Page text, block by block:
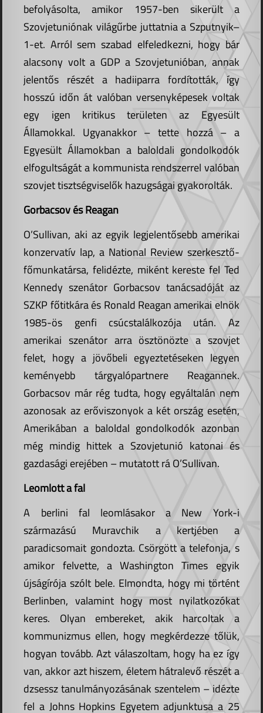
befolyásolta, amikor 1957-ben sikerült a
Szovjetuniónak világűrbe juttatnia a Szputnyik–
1-et. Arról sem szabad elfeledkezni, hogy bár
alacsony volt a GDP a Szovjetunióban, annak
jelentős részét a hadiiparra fordították, így
hosszú időn át valóban versenyképesek voltak
egy igen kritikus területen az Egyesült
Államokkal. Ugyanakkor – tette hozzá – a
Egyesült Államokban a baloldali gondolkodók
elfogultságát a kommunista rendszerrel valóban
szovjet tisztségviselők hazugságai gyakorolták.
Gorbacsov és Reagan
O’Sullivan, aki az egyik legjelentősebb amerikai
konzervatív lap, a National Review szerkesztő-
főmunkatársa, felidézte, miként kereste fel Ted
Kennedy szenátor Gorbacsov tanácsadóját az
SZKP főtitkára és Ronald Reagan amerikai elnök
1985-ös genfi csúcstalálkozója után. Az
amerikai szenátor arra ösztönözte a szovjet
felet, hogy a jövőbeli egyeztetéseken legyen
keményebb tárgyalópartnere Reagannek.
Gorbacsov már rég tudta, hogy egyáltalán nem
azonosak az erőviszonyok a két ország esetén,
Amerikában a baloldal gondolkodók azonban
még mindig hittek a Szovjetunió katonai és
gazdasági erejében – mutatott rá O’Sullivan.
Leomlott a fal
A berlini fal leomlásakor a New York-i
származású Muravchik a kertjében a
paradicsomait gondozta. Csörgött a telefonja, s
amikor felvette, a Washington Times egyik
újságírója szólt bele. Elmondta, hogy mi történt
Berlinben, valamint hogy most nyilatkozókat
keres. Olyan embereket, akik harcoltak a
kommunizmus ellen, hogy megkérdezze tőlük,
hogyan tovább. Azt válaszoltam, hogy ha ez így
van, akkor azt hiszem, életem hátralevő részét a
dzsessz tanulmányozásának szentelem – idézte
fel a Johns Hopkins Egyetem adjunktusa a 25